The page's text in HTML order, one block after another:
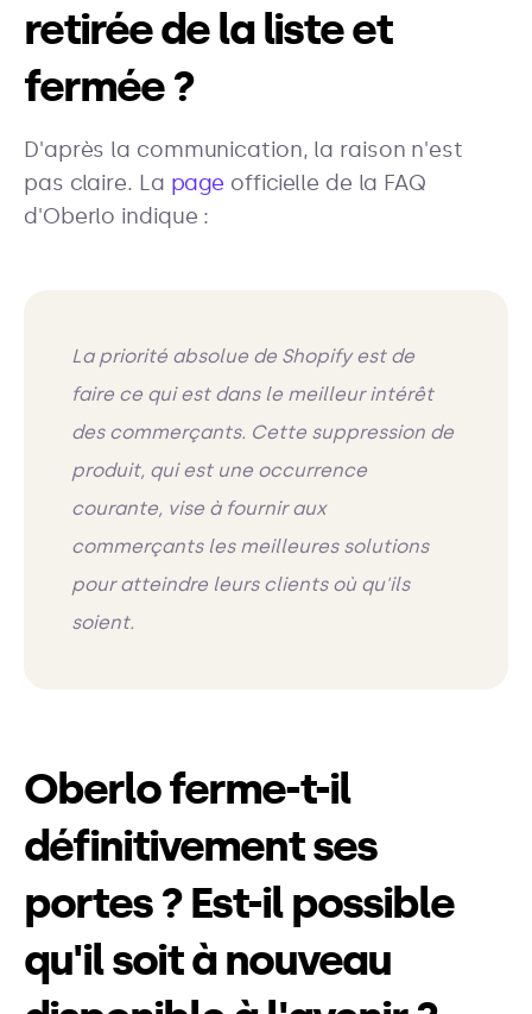
retirée de la liste et
fermée ?
D'après la communication, la raison n'est
pas claire. La page officielle de la FAQ
d'Oberlo indique :
La priorité absolue de Shopify est de
faire ce qui est dans le meilleur intérêt
des commerçants. Cette suppression de
produit, qui est une occurrence
courante, vise à fournir aux
commerçants les meilleures solutions
pour atteindre leurs clients où qu'ils
soient.
Oberlo ferme-t-il
définitivement ses
portes ? Est-il possible
qu'il soit à nouveau